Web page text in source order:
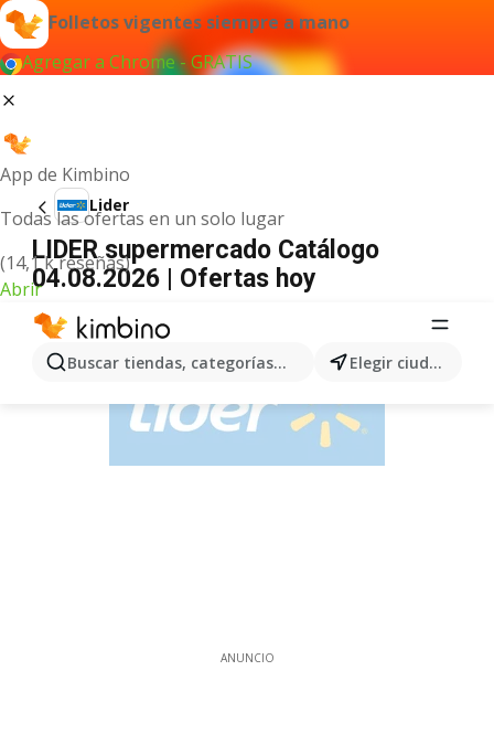
Folletos vigentes siempre a mano
Agregar a Chrome - GRATIS
App de Kimbino
Todas las ofertas en un solo lugar
(14,1 k reseñas)
Abrir
Buscar tiendas, categorías, productos... Elegir ciudad
Lider
LIDER supermercado Catálogo
04.08.2026 | Ofertas hoy
ANUNCIO